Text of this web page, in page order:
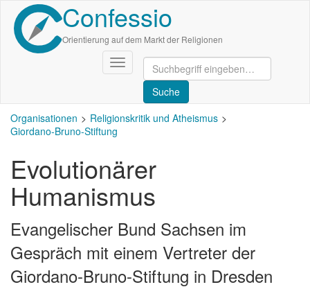
Direkt
zum
Inhalt
Confessio
Orientierung auf dem Markt der Religionen
Navigation
aktivieren/deaktivieren
Organisationen
Religionskritik und Atheismus
Giordano-Bruno-Stiftung
Evolutionärer
Humanismus
Evangelischer Bund Sachsen im
Gespräch mit einem Vertreter der
Giordano-Bruno-Stiftung in Dresden